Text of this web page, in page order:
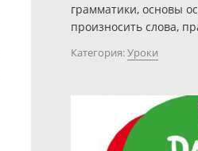
грамматики, основы
произносить слова,
Категория:Уроки